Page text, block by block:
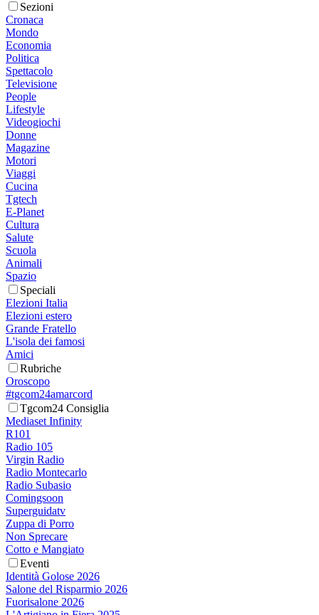
Sezioni
Cronaca
Mondo
Economia
Politica
Spettacolo
Televisione
People
Lifestyle
Videogiochi
Donne
Magazine
Motori
Viaggi
Cucina
Tgtech
E-Planet
Cultura
Salute
Scuola
Animali
Spazio
Speciali
Elezioni Italia
Elezioni estero
Grande Fratello
L'isola dei famosi
Amici
Rubriche
Oroscopo
#tgcom24amarcord
Tgcom24 Consiglia
Mediaset Infinity
R101
Radio 105
Virgin Radio
Radio Montecarlo
Radio Subasio
Comingsoon
Superguidatv
Zuppa di Porro
Non Sprecare
Cotto e Mangiato
Eventi
Identità Golose 2026
Salone del Risparmio 2026
Fuorisalone 2026